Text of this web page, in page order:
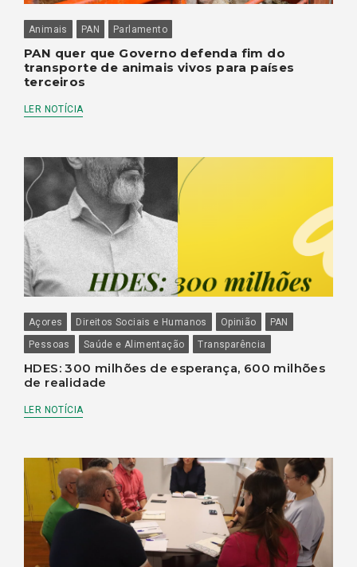
Animais PAN Parlamento
PAN quer que Governo defenda fim do
transporte de animais vivos para países
terceiros
LER NOTÍCIA
Açores Direitos Sociais e Humanos Opinião
PAN
Pessoas
Saúde e Alimentação Transparência
HDES: 300 milhões de esperança, 600 milhões
de realidade
LER NOTÍCIA